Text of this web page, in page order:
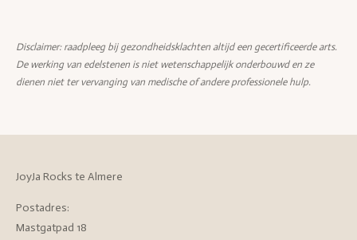
Disclaimer: raadpleeg bij gezondheidsklachten altijd een gecertificeerde arts.
De werking van edelstenen is niet wetenschappelijk onderbouwd en ze
dienen niet ter vervanging van medische of andere professionele hulp.
JoyJa Rocks te Almere
Postadres:
Mastgatpad 18